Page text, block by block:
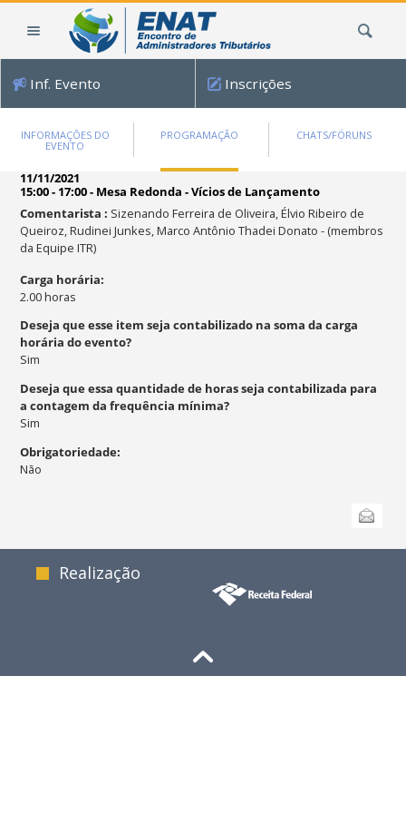
Inf. Evento Inscrições
INFORMAÇÕES DO
EVENTO
PROGRAMAÇÃO CHATS/FÓRUNS
11/11/2021
15:00 - 17:00- Mesa Redonda - Vícios de Lançamento
Comentarista: Sizenando Ferreira de Oliveira, Élvio Ribeiro de
Queiroz, Rudinei Junkes, Marco Antônio Thadei Donato- (membros
da Equipe ITR)
Carga horária:
2.00horas
Deseja que esse item seja contabilizado na soma da carga
horária do evento?
Sim
Deseja que essa quantidade de horas seja contabilizada para
a contagem da frequência mínima?
Sim
Obrigatoriedade:
Não
Realização